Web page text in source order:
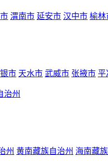
渭南市 延安市 汉中市 榆林
市 天水市 武威市 张掖市 平
治州
州 黄南藏族自治州 海南藏